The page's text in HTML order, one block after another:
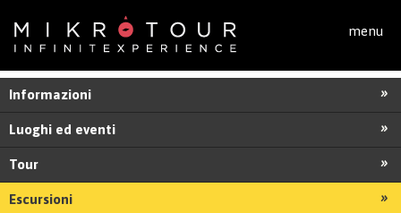
menu
Informazioni
Luoghi ed eventi
Tour
Escursioni